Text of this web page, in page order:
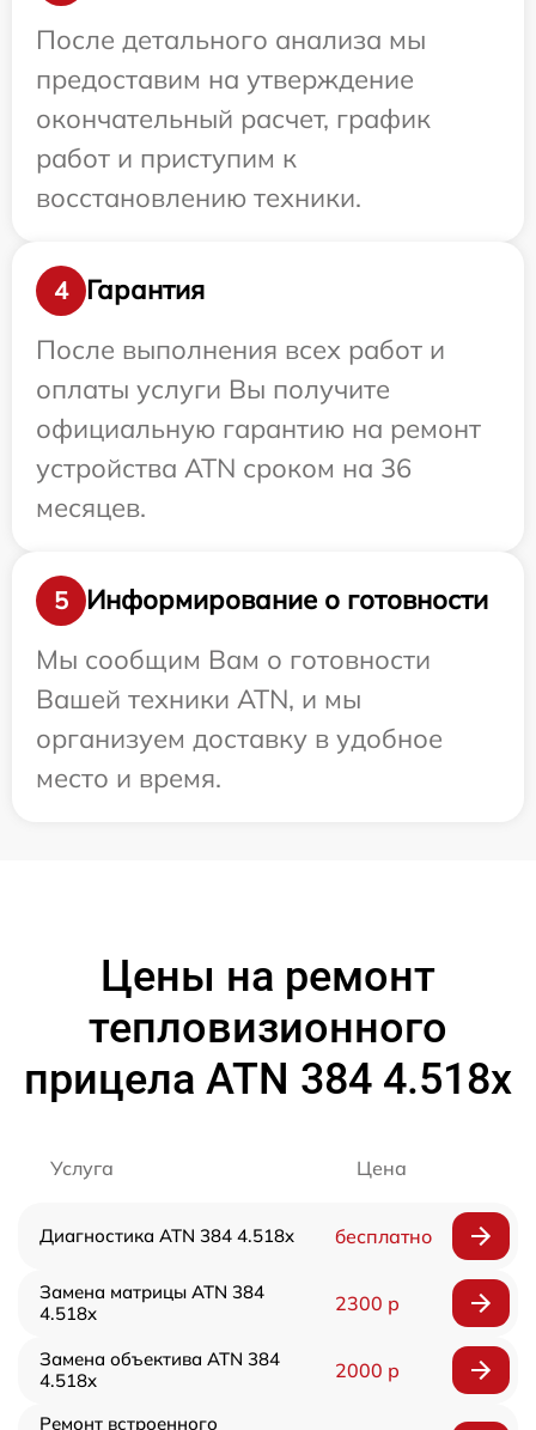
После детального анализа мы
предоставим на утверждение
окончательный расчет, график
работ и приступим к
восстановлению техники.
4
Гарантия
После выполнения всех работ и
оплаты услуги Вы получите
официальную гарантию на ремонт
устройства ATN сроком на 36
месяцев.
5
Информирование о готовности
Мы сообщим Вам о готовности
Вашей техники ATN, и мы
организуем доставку в удобное
место и время.
Цены на ремонт
тепловизионного
прицела ATN 384 4.518x
Услуга Цена
Диагностика ATN 384 4.518x бесплатно
Замена матрицы ATN 384
4.518x
2300 р
Замена объектива ATN 384
4.518x
2000 р
Ремонт встроенного